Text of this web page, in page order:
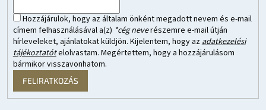
Hozzájárulok, hogy az általam önként megadott nevem és e-mail
címem felhasználásával a(z) *cég neverészemre e-mail útján
hírleveleket, ajánlatokat küldjön. Kijelentem, hogy azadatkezelési
tájékoztatótelolvastam. Megértettem, hogy a hozzájárulásom
bármikor visszavonhatom.
FELIRATKOZÁS